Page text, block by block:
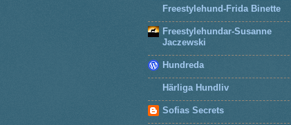
Freestylehund-Frida Binette
Freestylehundar-Susanne
Jaczewski
Hundreda
Härliga Hundliv
Sofias Secrets